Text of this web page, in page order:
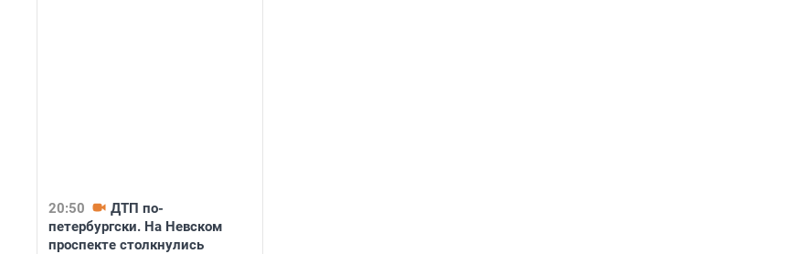
20:50
ДТП по-
петербургски. На Невском
проспекте столкнулись